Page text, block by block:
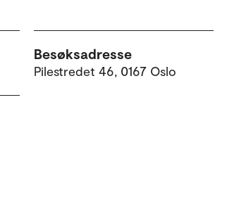
Besøksadresse
Pilestredet 46, 0167 Oslo